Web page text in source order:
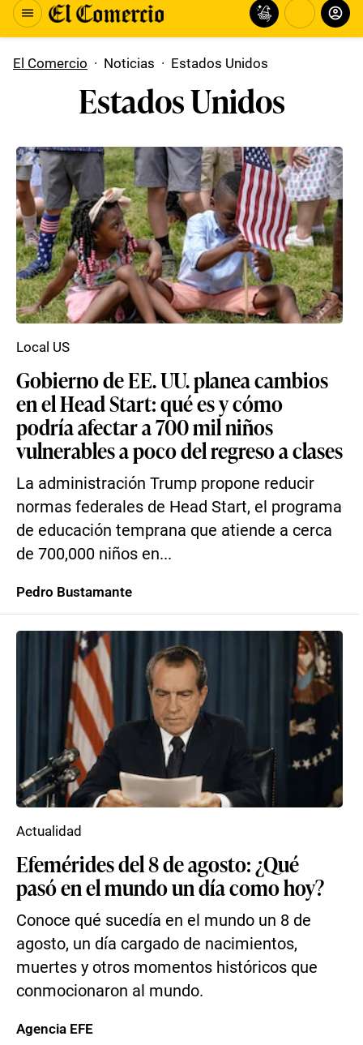
El Comercio · Noticias · Estados Unidos
Estados Unidos
Gobierno de EE. UU. planea cambios
en el Head Start: qué es y cómo
podría afectar a 700 mil niños
vulnerables a poco del regreso a clases
La administración Trump propone reducir
normas federales de Head Start, el programa
de educación temprana que atiende a cerca
de 700,000 niños en...
Local US
Pedro Bustamante
Efemérides del 8 de agosto: ¿Qué
pasó en el mundo un día como hoy?
Conoce qué sucedía en el mundo un 8 de
agosto, un día cargado de nacimientos,
muertes y otros momentos históricos que
conmocionaron al mundo.
Actualidad
Agencia EFE